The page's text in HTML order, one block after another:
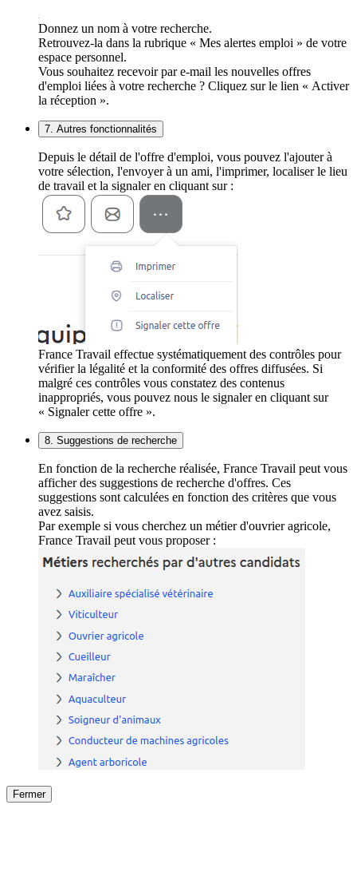
Donnez un nom à votre recherche.
Retrouvez-la dans la rubrique « Mes alertes emploi » de votre
espace personnel.
Vous souhaitez recevoir par e-mail les nouvelles offres
d'emploi liées à votre recherche ? Cliquez sur le lien « Activer
la réception ».
7. Autres fonctionnalités
Depuis le détail de l'offre d'emploi, vous pouvez l'ajouter à
votre sélection, l'envoyer à un ami, l'imprimer, localiser le lieu
de travail et la signaler en cliquant sur :
France Travail effectue systématiquement des contrôles pour
vérifier la légalité et la conformité des offres diffusées. Si
malgré ces contrôles vous constatez des contenus
inappropriés, vous pouvez nous le signaler en cliquant sur
« Signaler cette offre ».
8. Suggestions de recherche
En fonction de la recherche réalisée, France Travail peut vous
afficher des suggestions de recherche d'offres. Ces
suggestions sont calculées en fonction des critères que vous
avez saisis.
Par exemple si vous cherchez un métier d'ouvrier agricole,
France Travail peut vous proposer :
Fermer